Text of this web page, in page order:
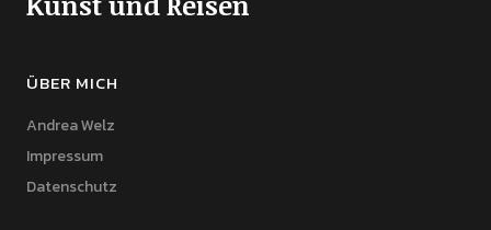
ÜBER MICH
Andrea Welz
Impressum
Datenschutz